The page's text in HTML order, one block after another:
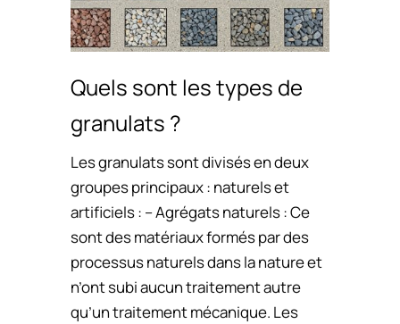
Quels sont les types de
granulats ?
Les granulats sont divisés en deux
groupes principaux : naturels et
artificiels : – Agrégats naturels : Ce
sont des matériaux formés par des
processus naturels dans la nature et
n’ont subi aucun traitement autre
qu’un traitement mécanique. Les